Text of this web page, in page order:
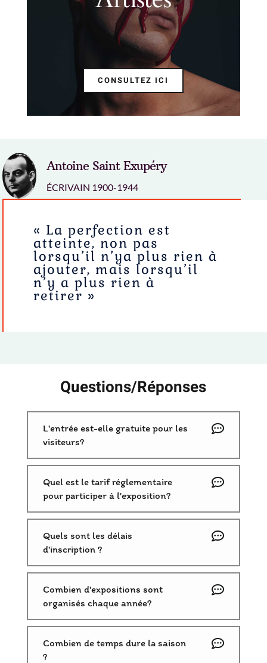
CONSULTEZ ICI
« La perfection est
atteinte, non pas
lorsqu’il n’ya plus rien à
ajouter, mais lorsqu’il
n’y a plus rien à
retirer »
Antoine Saint Exupéry
ÉCRIVAIN 1900-1944
Questions/Réponses
L'entrée est-elle gratuite pour les
visiteurs?
Quel est le tarif réglementaire
pour participer à l'exposition?
Quels sont les délais
d'inscription ?
Combien d'expositions sont
organisés chaque année?
Combien de temps dure la saison
?